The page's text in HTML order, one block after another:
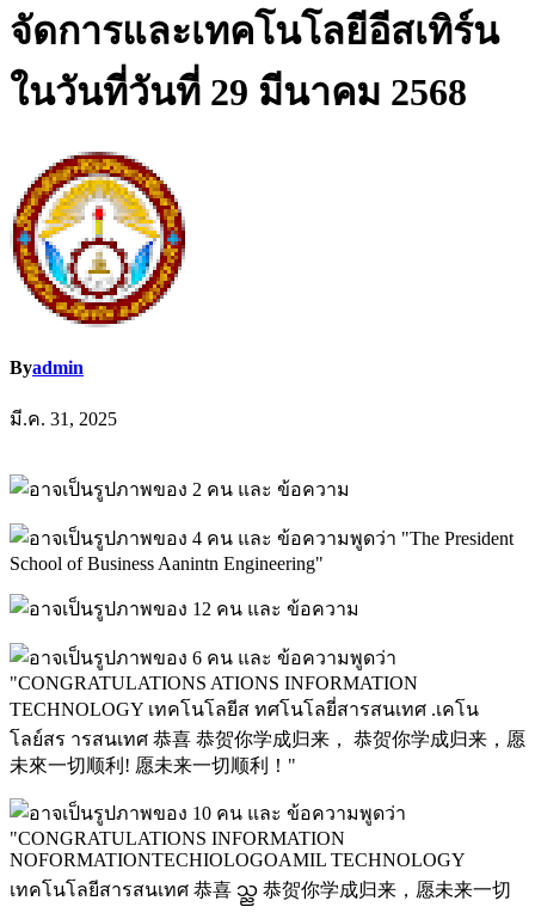
จัดการและเทคโนโลยีอีสเทิร์น
ในวันที่วันที่ 29 มีนาคม 2568
Byadmin
มี.ค. 31, 2025